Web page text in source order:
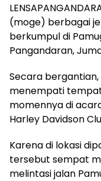
(moge) berbagai
berkumpul di
Pangandaran,
Secara
menempati
momennya di
Harley Davidson
Karena di lokasi
tersebut sempat
melintasi jalan